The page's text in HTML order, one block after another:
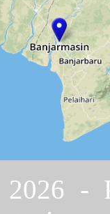
-